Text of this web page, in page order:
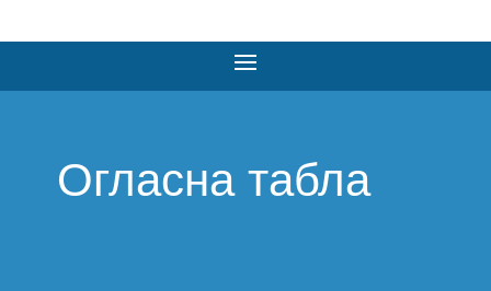
Огласна табла